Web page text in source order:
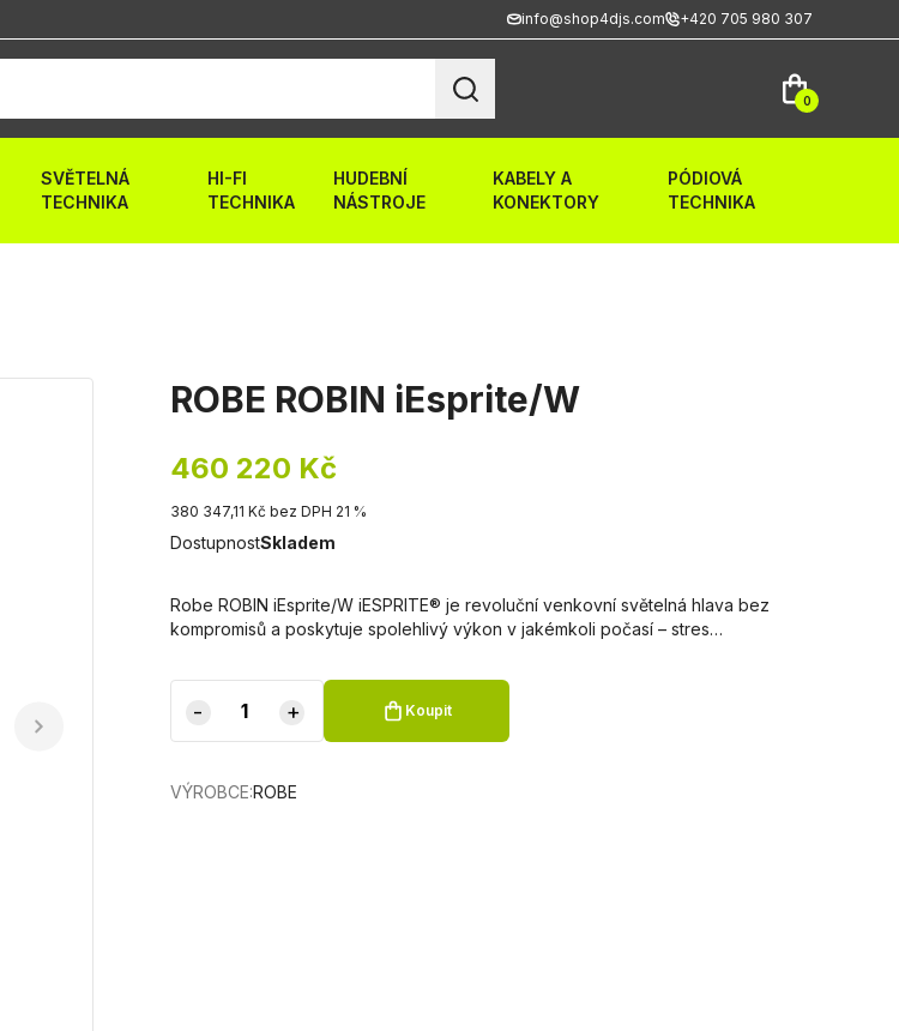
info@shop4djs.com +420 705 980 307
0
SVĚTELNÁ
TECHNIKA
HI-FI
TECHNIKA
HUDEBNÍ
NÁSTROJE
KABELY A
KONEKTORY
PÓDIOVÁ
TECHNIKA
ROBE ROBIN iEsprite/W
460 220 Kč
380 347,11 Kč bez DPH 21 %
DostupnostSkladem
Robe ROBIN iEsprite/W iESPRITE® je revoluční venkovní světelná hlava bez
kompromisů a poskytuje spolehlivý výkon v jakémkoli počasí – stres…
- + Koupit
VÝROBCE:ROBE